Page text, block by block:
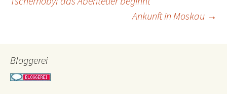
Ankunft in Moskau →
Bloggerei